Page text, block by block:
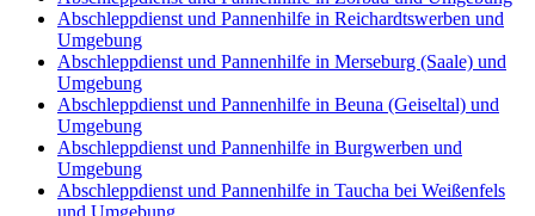
Abschleppdienst und Pannenhilfe in Reichardtswerben und
Umgebung
Abschleppdienst und Pannenhilfe in Merseburg (Saale) und
Umgebung
Abschleppdienst und Pannenhilfe in Beuna (Geiseltal) und
Umgebung
Abschleppdienst und Pannenhilfe in Burgwerben und
Umgebung
Abschleppdienst und Pannenhilfe in Taucha bei Weißenfels
und Umgebung